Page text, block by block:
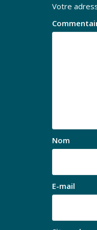
Votre
Nom
E-mail